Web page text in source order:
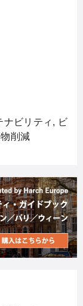
ナビリティ , ビ
削減